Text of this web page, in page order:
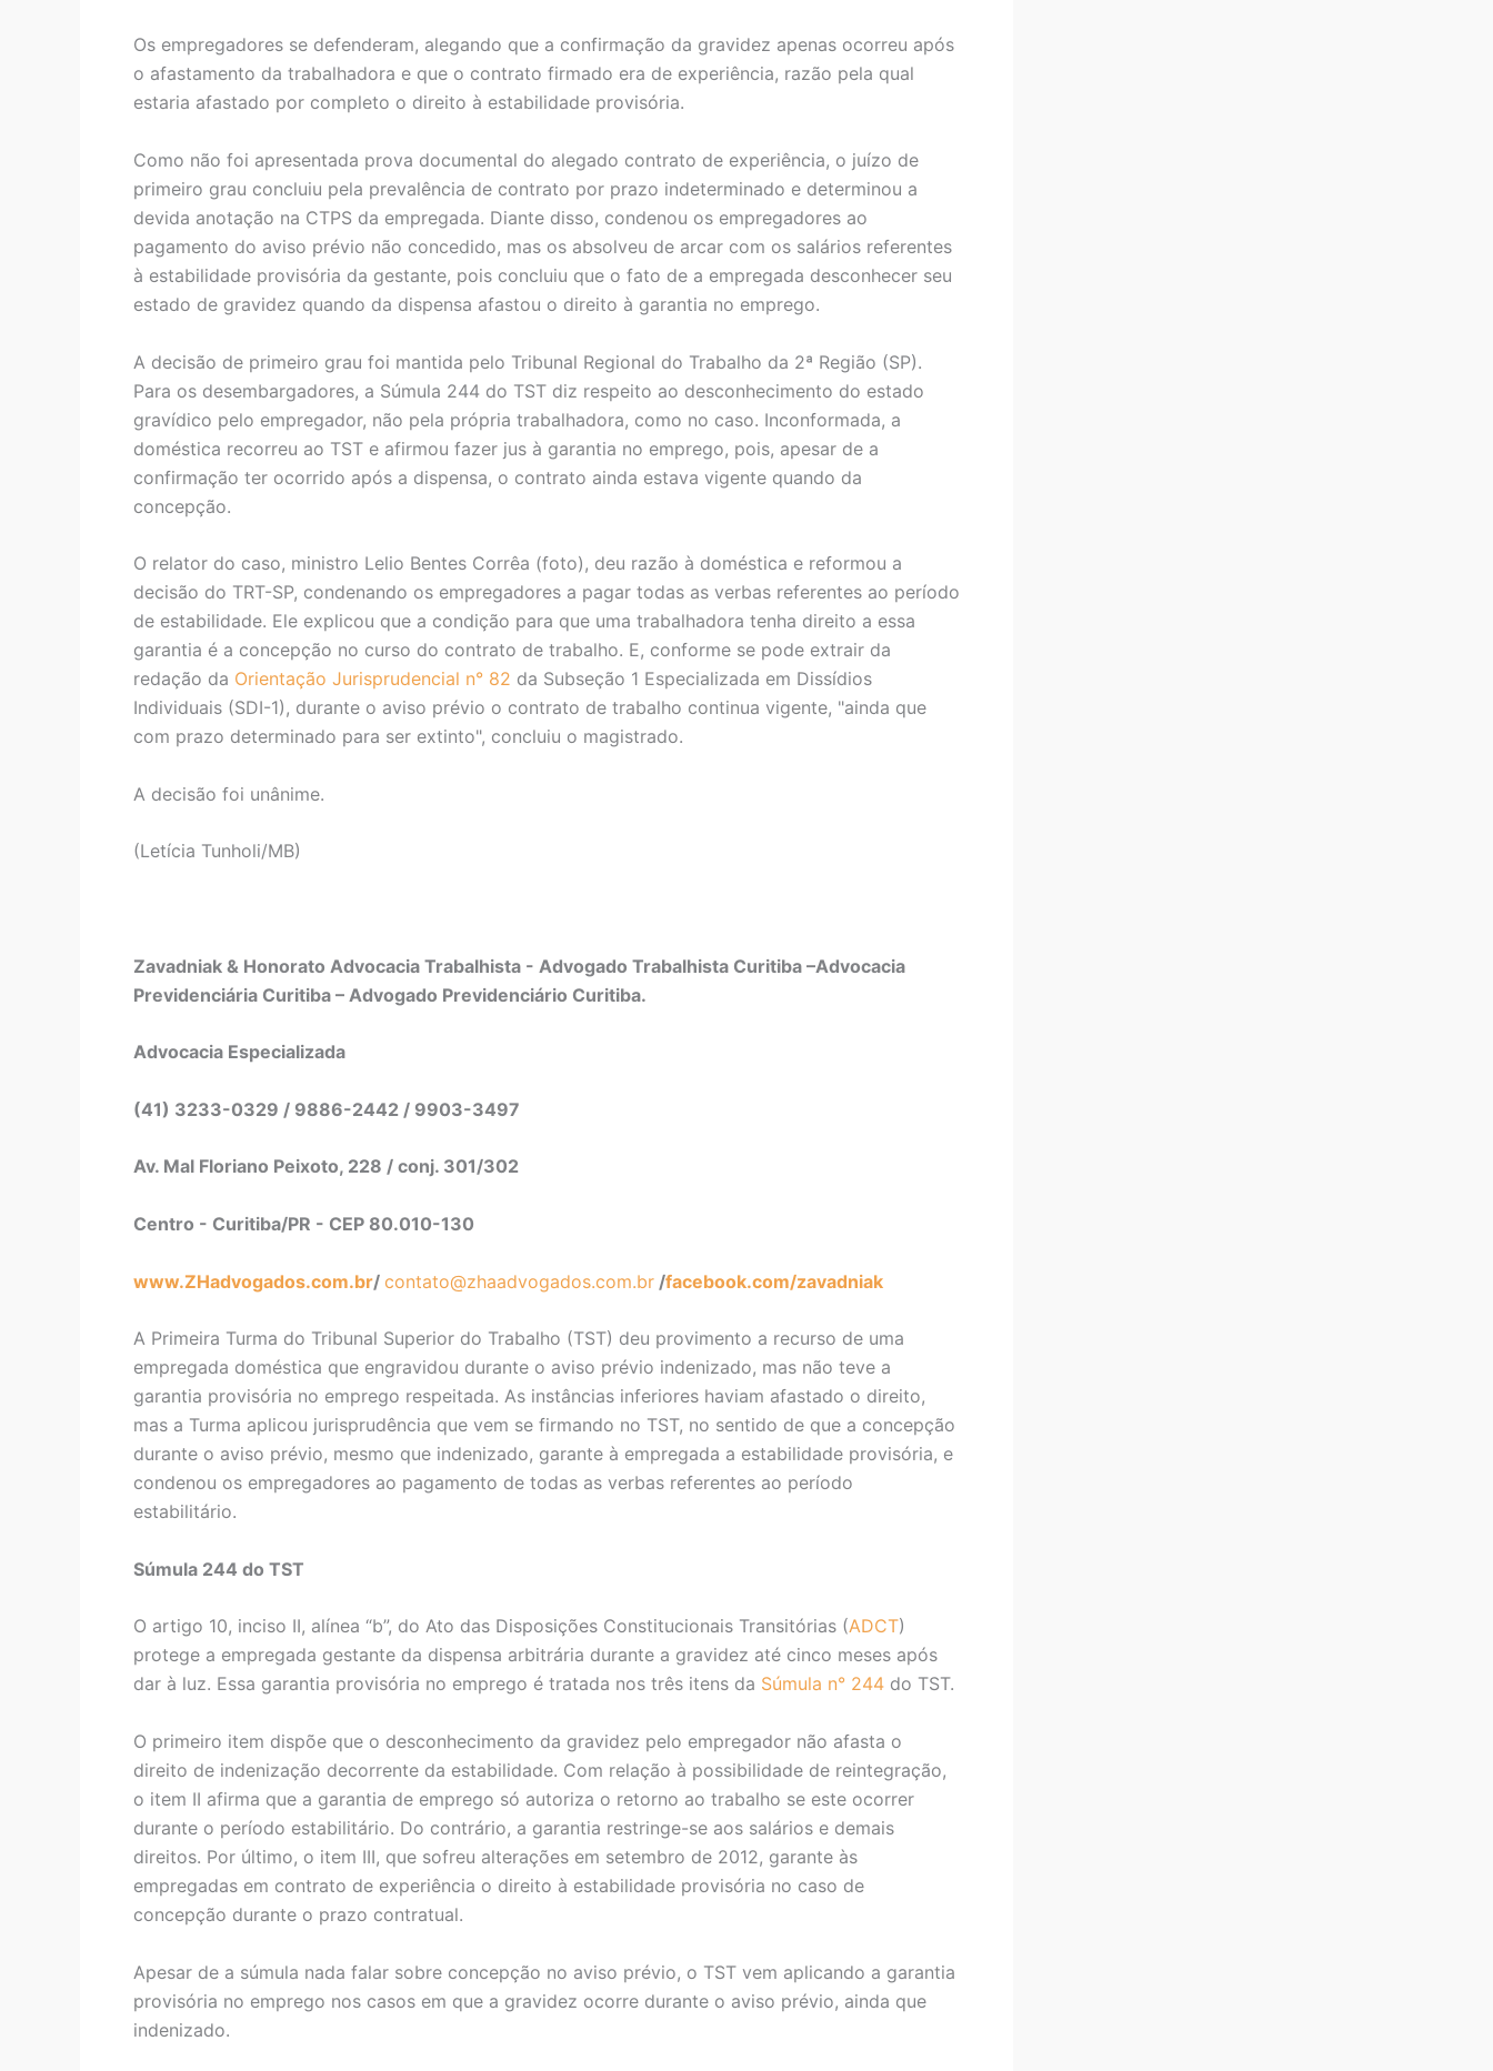
Os empregadores se defenderam, alegando que a confirmação da gravidez apenas ocorreu após
o afastamento da trabalhadora e que o contrato firmado era de experiência, razão pela qual
estaria afastado por completo o direito à estabilidade provisória.
Como não foi apresentada prova documental do alegado contrato de experiência, o juízo de
primeiro grau concluiu pela prevalência de contrato por prazo indeterminado e determinou a
devida anotação na CTPS da empregada. Diante disso, condenou os empregadores ao
pagamento do aviso prévio não concedido, mas os absolveu de arcar com os salários referentes
à estabilidade provisória da gestante, pois concluiu que o fato de a empregada desconhecer seu
estado de gravidez quando da dispensa afastou o direito à garantia no emprego.
A decisão de primeiro grau foi mantida pelo Tribunal Regional do Trabalho da 2ª Região (SP).
Para os desembargadores, a Súmula 244 do TST diz respeito ao desconhecimento do estado
gravídico pelo empregador, não pela própria trabalhadora, como no caso. Inconformada, a
doméstica recorreu ao TST e afirmou fazer jus à garantia no emprego, pois, apesar de a
confirmação ter ocorrido após a dispensa, o contrato ainda estava vigente quando da
concepção.
O relator do caso, ministro Lelio Bentes Corrêa (foto), deu razão à doméstica e reformou a
decisão do TRT-SP, condenando os empregadores a pagar todas as verbas referentes ao período
de estabilidade. Ele explicou que a condição para que uma trabalhadora tenha direito a essa
garantia é a concepção no curso do contrato de trabalho. E, conforme se pode extrair da
redação da Orientação Jurisprudencial n° 82 da Subseção 1 Especializada em Dissídios
Individuais (SDI-1), durante o aviso prévio o contrato de trabalho continua vigente, "ainda que
com prazo determinado para ser extinto", concluiu o magistrado.
A decisão foi unânime.
(Letícia Tunholi/MB)
Zavadniak & Honorato Advocacia Trabalhista - Advogado Trabalhista Curitiba –Advocacia
Previdenciária Curitiba – Advogado Previdenciário Curitiba.
Advocacia Especializada
(41) 3233-0329 / 9886-2442 / 9903-3497
Av. Mal Floriano Peixoto, 228 / conj. 301/302
Centro - Curitiba/PR - CEP 80.010-130
www.ZHadvogados.com.br/ contato@zhaadvogados.com.br /facebook.com/zavadniak
A Primeira Turma do Tribunal Superior do Trabalho (TST) deu provimento a recurso de uma
empregada doméstica que engravidou durante o aviso prévio indenizado, mas não teve a
garantia provisória no emprego respeitada. As instâncias inferiores haviam afastado o direito,
mas a Turma aplicou jurisprudência que vem se firmando no TST, no sentido de que a concepção
durante o aviso prévio, mesmo que indenizado, garante à empregada a estabilidade provisória, e
condenou os empregadores ao pagamento de todas as verbas referentes ao período
estabilitário.
Súmula 244 do TST
O artigo 10, inciso II, alínea “b”, do Ato das Disposições Constitucionais Transitórias (ADCT)
protege a empregada gestante da dispensa arbitrária durante a gravidez até cinco meses após
dar à luz. Essa garantia provisória no emprego é tratada nos três itens da Súmula n° 244 do TST.
O primeiro item dispõe que o desconhecimento da gravidez pelo empregador não afasta o
direito de indenização decorrente da estabilidade. Com relação à possibilidade de reintegração,
o item II afirma que a garantia de emprego só autoriza o retorno ao trabalho se este ocorrer
durante o período estabilitário. Do contrário, a garantia restringe-se aos salários e demais
direitos. Por último, o item III, que sofreu alterações em setembro de 2012, garante às
empregadas em contrato de experiência o direito à estabilidade provisória no caso de
concepção durante o prazo contratual.
Apesar de a súmula nada falar sobre concepção no aviso prévio, o TST vem aplicando a garantia
provisória no emprego nos casos em que a gravidez ocorre durante o aviso prévio, ainda que
indenizado.